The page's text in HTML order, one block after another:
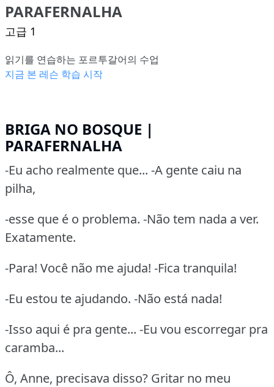
PARAFERNALHA
고급 1
읽기를 연습하는 포르투갈어의 수업
지금 본 레슨 학습 시작
BRIGA NO BOSQUE |
PARAFERNALHA
-Eu acho realmente que... -A gente caiu na
pilha,
-esse que é o problema. -Não tem nada a ver.
Exatamente.
-Para! Você não me ajuda! -Fica tranquila!
-Eu estou te ajudando. -Não está nada!
-Isso aqui é pra gente... -Eu vou escorregar pra
caramba...
Ô, Anne, precisava disso? Gritar no meu